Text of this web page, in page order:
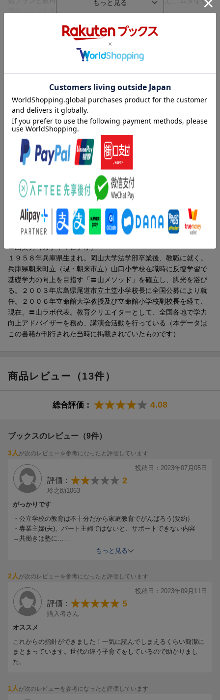
理解がすすむ攻略ポイントをこの一冊にまとめました。
「おうち学習」を実践し、確実に学力をアップしましょう！
内容紹介（「BOOK」データベースより）
やはり基礎が大事なんです。塾に頼らなくても、家庭で基礎学力
のです。百ます計算の〓山英男氏による自宅学習の集大成＆新提
案！
目次（「BOOK」データベースより）
序章 これからの時代、子どもの学習を“おうち”が担う理由／第１
章 おうち学習 成功のための環境づくり４つの鉄則／第２章
戦略を持つ保護者は強いーおうち学習計画の立て方／第３章 音
読、百ます計算、漢字は勉強の筋トレーおうち学習の具体的マニ
ュアル／第４章 おうち学習を成功に導くための「基礎固め」の
コツ／第５章 子どもの実り豊かな人生のために／巻末資料
著者情報（「BOOK」データベースより）
〓山英男（カゲヤマヒデオ）
１９５８年兵庫県生まれ。岡山大学法学部卒業後、教職に就く。
兵庫県朝来町立（現・朝来市立）山口小学校在職時に反復学習で
基礎学力の向上を目指す「〓山メソッド」を確立し、脚光を浴び
る。２００３年広島県尾道市立土堂小学校長に全国公募により就
任。２００６年立命館大学教授及び立命館小学校副校長を経て、
現在、〓山ラボ代表。教育クリエイターとして、全国各地で学力
向上アドバイザーを務め、講演会活動を行っている（本データは
この書籍が刊行された当時に掲載されていたものです）
商品レビュー（13件）
総合評価： 4.08
ブックスのレビュー（9件）
3人 が次のレビューを参考になったと評価しています
投稿日：2023年07月05日
評価： 2
玲之助1063
がっかりです
・公立学校の教育は不十分だから家庭教育でがんばろう(要約）
・専業主婦(夫)、パート主婦ではないと、サポートできない内容
→共働きは塾に…
自分の子どもには百マス計算、陰山先生の音読などいろいろさせた
経験があり、孫に関わっていく中で何か新しいことはないかと考え
購入しました。
何も新しい情報はありませんでした。
今後、陰山先生の本は購入せず、図書館で借りるなどして適度に読
もうと思いました。
もっと見る
2人 が次のレビューを参考になったと評価しています
投稿日：2023年09月11日
評価： 5
購入者さん
オススメ
これからの指針ができました！一気に読んでしまえるくらい簡潔に
まとまっています。世代の違う子育てをしているので助かりまし
た。
1人 が次のレビューを参考になったと評価しています